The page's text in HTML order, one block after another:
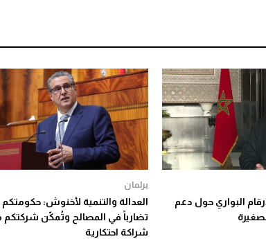
البواري حول دعم
برلمان
العدالة والتنمية لأخنوش:
تضارباً في المصالح وتُمكّن
شراكة احتكارية